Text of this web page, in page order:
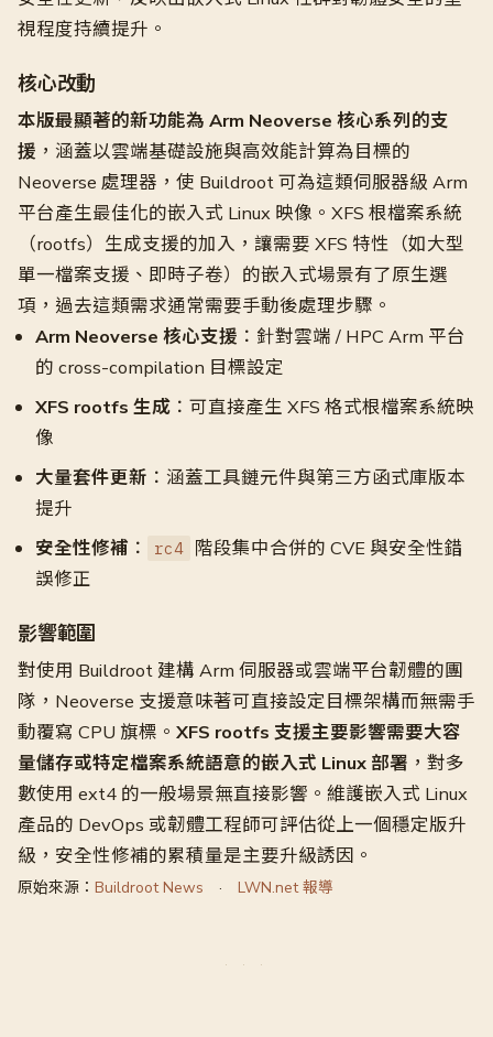
視程度持續提升。
核心改動
本版最顯著的新功能為 Arm Neoverse 核心系列的支
援 ，涵蓋以雲端基礎設施與高效能計算為目標的
Neoverse 處理器，使 Buildroot 可為這類伺服器級 Arm
平台產生最佳化的嵌入式 Linux 映像。XFS 根檔案系統
（rootfs）生成支援的加入，讓需要 XFS 特性（如大型
單一檔案支援、即時子卷）的嵌入式場景有了原生選
項，過去這類需求通常需要手動後處理步驟。
Arm Neoverse 核心支援 ：針對雲端 / HPC Arm 平台
的 cross-compilation 目標設定
XFS rootfs 生成 ：可直接產生 XFS 格式根檔案系統映
像
大量套件更新 ：涵蓋工具鏈元件與第三方函式庫版本
提升
安全性修補 ： rc4 階段集中合併的 CVE 與安全性錯
誤修正
影響範圍
對使用 Buildroot 建構 Arm 伺服器或雲端平台韌體的團
隊，Neoverse 支援意味著可直接設定目標架構而無需手
動覆寫 CPU 旗標。 XFS rootfs 支援主要影響需要大容
量儲存或特定檔案系統語意的嵌入式 Linux 部署 ，對多
數使用 ext4 的一般場景無直接影響。維護嵌入式 Linux
產品的 DevOps 或韌體工程師可評估從上一個穩定版升
級，安全性修補的累積量是主要升級誘因。
原始來源： Buildroot News · LWN.net 報導